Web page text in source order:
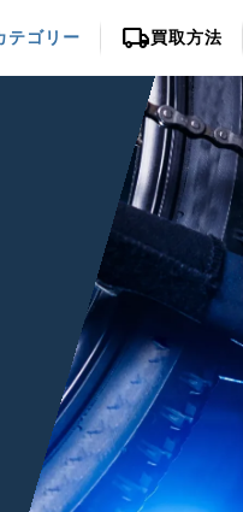
テゴリー local_shipping買取方法